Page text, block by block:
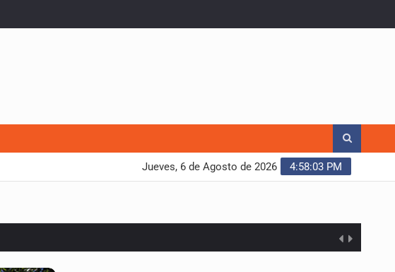
4:58:04 PM
Jueves, 6 de Agosto de 2026